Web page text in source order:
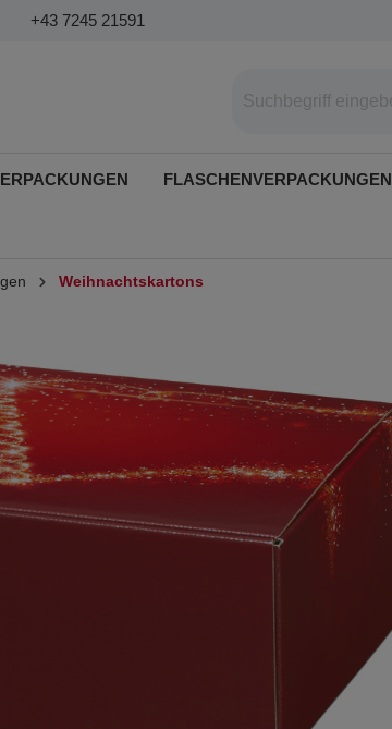
+43 7245 21591
FLASCHENVERPACKUNGEN
Weihnachtskartons